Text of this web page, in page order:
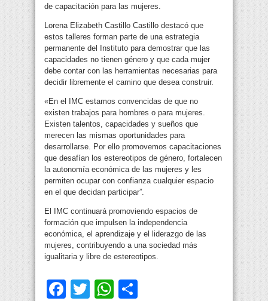
de capacitación para las mujeres.
Lorena Elizabeth Castillo Castillo destacó que
estos talleres forman parte de una estrategia
permanente del Instituto para demostrar que las
capacidades no tienen género y que cada mujer
debe contar con las herramientas necesarias para
decidir libremente el camino que desea construir.
«En el IMC estamos convencidas de que no
existen trabajos para hombres o para mujeres.
Existen talentos, capacidades y sueños que
merecen las mismas oportunidades para
desarrollarse. Por ello promovemos capacitaciones
que desafían los estereotipos de género, fortalecen
la autonomía económica de las mujeres y les
permiten ocupar con confianza cualquier espacio
en el que decidan participar”.
El IMC continuará promoviendo espacios de
formación que impulsen la independencia
económica, el aprendizaje y el liderazgo de las
mujeres, contribuyendo a una sociedad más
igualitaria y libre de estereotipos.
Facebook
TwitterWhatsApp